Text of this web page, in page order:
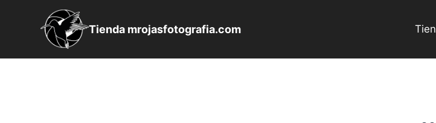
contenido
Tienda mrojasfotografia.com